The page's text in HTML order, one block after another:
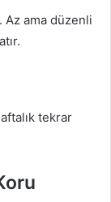
Az ama düzenli
tekrar